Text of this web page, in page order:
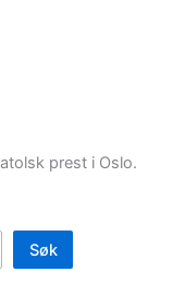
prest i Oslo.
Søk